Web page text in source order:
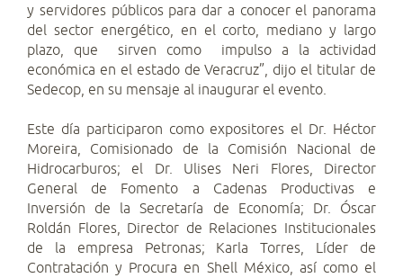
y servidores públicos para dar a conocer el panorama
del sector energético, en el corto, mediano y largo
plazo, que sirven como impulso a la actividad
económica en el estado de Veracruz”, dijo el titular de
Sedecop, en su mensaje al inaugurar el evento.
Este día participaron como expositores el Dr. Héctor
Moreira, Comisionado de la Comisión Nacional de
Hidrocarburos; el Dr. Ulises Neri Flores, Director
General de Fomento a Cadenas Productivas e
Inversión de la Secretaría de Economía; Dr. Óscar
Roldán Flores, Director de Relaciones Institucionales
de la empresa Petronas; Karla Torres, Líder de
Contratación y Procura en Shell México, así como el